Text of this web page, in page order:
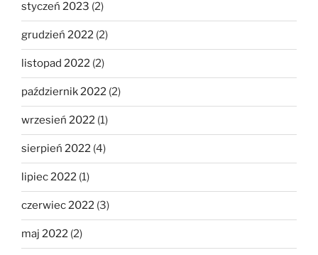
styczeń 2023 (2)
grudzień 2022 (2)
listopad 2022 (2)
październik 2022 (2)
wrzesień 2022 (1)
sierpień 2022 (4)
lipiec 2022 (1)
czerwiec 2022 (3)
maj 2022 (2)